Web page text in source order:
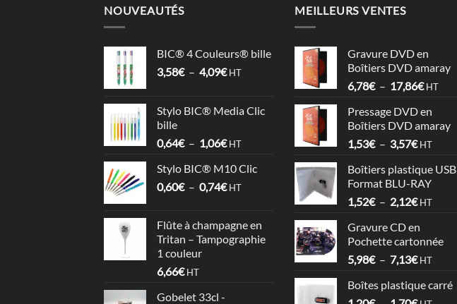
NOUVEAUTÉS
BIC® 4 Couleurs® bille
3,58€ – 4,09€Plage
3,58€
4,09€
HT
Stylo BIC® Media Clic
bille
0,64€ – 1,06€Plage
prix :
0,64€
HT
Stylo BIC® M10 Clic
0,60€ – 0,74€Plage
0,60€
à
HT
Flûte à champagne en
Tritan – Tampographie
1 couleur
6,66€ HT
Gobelet 33cl -
MEILLEURS VENTES
Gravure DVD en
Boîtiers DVD amaray
6,78€ – 17,86€Plage
prix :
6,78€
à
HT
Pressage DVD en
Boîtiers DVD amaray
1,53€ – 3,57€Plage
prix :
1,53€
à
HT
Boîtiers plastique USB
Format BLU-RAY
1,52€ – 2,12€Plage
prix :
1,52€
à
HT
Gravure CD en
Pochette cartonnée
5,98€ – 7,13€Plage
prix :
HT
Boîtes plastique carré